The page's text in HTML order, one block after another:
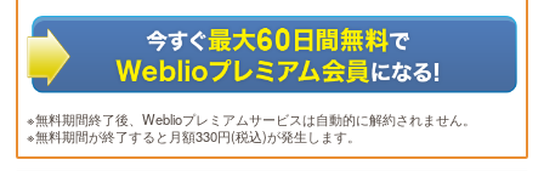
※無料期間終了後、Weblioプレミアムサービスは自動的に解約されません。
※無料期間が終了すると月額330円(税込)が発生します。